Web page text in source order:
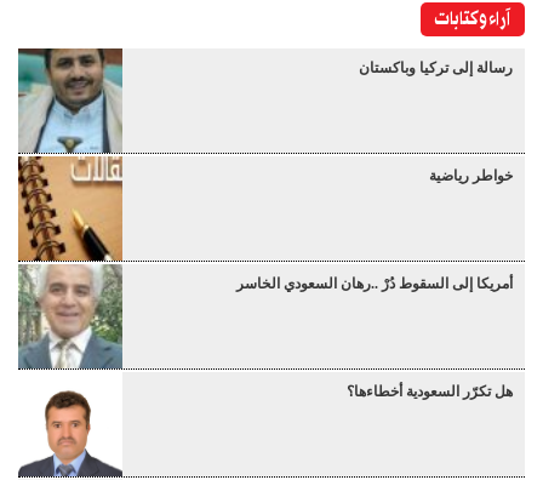
آراء وكتابات
رسالة إلى تركيا وباكستان
خواطر رياضية
أمريكا إلى السقوط دُرْ ..رهان السعودي الخاسر
هل تكرّر السعودية أخطاءها؟